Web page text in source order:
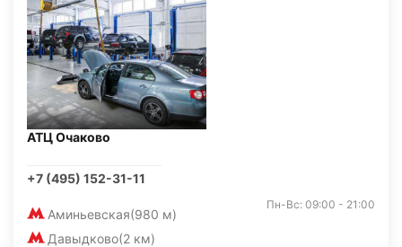
АТЦ Очаково
+7 (495) 152-31-11
Аминьевская(980 м)
Давыдково(2 км)
Пн-Вс: 09:00 - 21:00